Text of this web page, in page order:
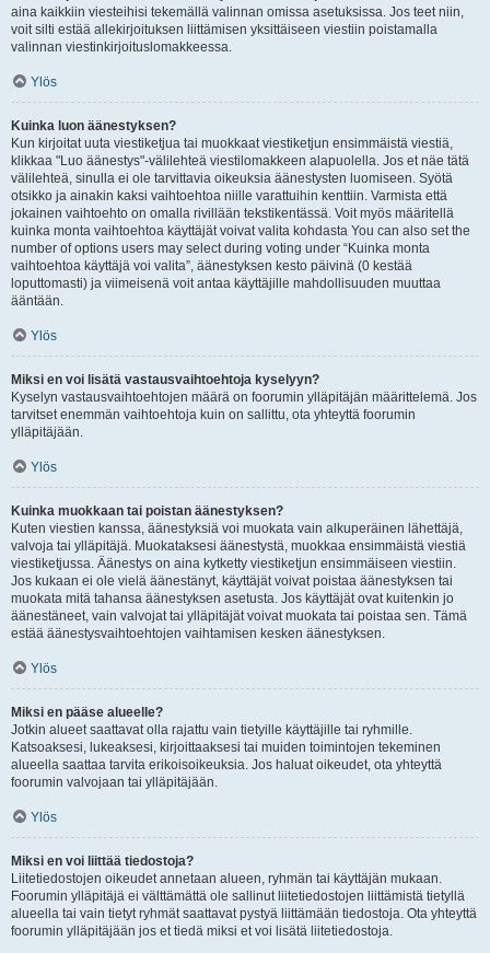
aina kaikkiin viesteihisi tekemällä valinnan omissa asetuksissa. Jos teet niin,
voit silti estää allekirjoituksen liittämisen yksittäiseen viestiin poistamalla
valinnan viestinkirjoituslomakkeessa.
Ylös
Kuinka luon äänestyksen?
Kun kirjoitat uuta viestiketjua tai muokkaat viestiketjun ensimmäistä viestiä,
klikkaa "Luo äänestys"-välilehteä viestilomakkeen alapuolella. Jos et näe tätä
välilehteä, sinulla ei ole tarvittavia oikeuksia äänestysten luomiseen. Syötä
otsikko ja ainakin kaksi vaihtoehtoa niille varattuihin kenttiin. Varmista että
jokainen vaihtoehto on omalla rivillään tekstikentässä. Voit myös määritellä
kuinka monta vaihtoehtoa käyttäjät voivat valita kohdasta You can also set the
number of options users may select during voting under “Kuinka monta
vaihtoehtoa käyttäjä voi valita”, äänestyksen kesto päivinä (0 kestää
loputtomasti) ja viimeisenä voit antaa käyttäjille mahdollisuuden muuttaa
ääntään.
Ylös
Miksi en voi lisätä vastausvaihtoehtoja kyselyyn?
Kyselyn vastausvaihtoehtojen määrä on foorumin ylläpitäjän määrittelemä. Jos
tarvitset enemmän vaihtoehtoja kuin on sallittu, ota yhteyttä foorumin
ylläpitäjään.
Ylös
Kuinka muokkaan tai poistan äänestyksen?
Kuten viestien kanssa, äänestyksiä voi muokata vain alkuperäinen lähettäjä,
valvoja tai ylläpitäjä. Muokataksesi äänestystä, muokkaa ensimmäistä viestiä
viestiketjussa. Äänestys on aina kytketty viestiketjun ensimmäiseen viestiin.
Jos kukaan ei ole vielä äänestänyt, käyttäjät voivat poistaa äänestyksen tai
muokata mitä tahansa äänestyksen asetusta. Jos käyttäjät ovat kuitenkin jo
äänestäneet, vain valvojat tai ylläpitäjät voivat muokata tai poistaa sen. Tämä
estää äänestysvaihtoehtojen vaihtamisen kesken äänestyksen.
Ylös
Miksi en pääse alueelle?
Jotkin alueet saattavat olla rajattu vain tietyille käyttäjille tai ryhmille.
Katsoaksesi, lukeaksesi, kirjoittaaksesi tai muiden toimintojen tekeminen
alueella saattaa tarvita erikoisoikeuksia. Jos haluat oikeudet, ota yhteyttä
foorumin valvojaan tai ylläpitäjään.
Ylös
Miksi en voi liittää tiedostoja?
Liitetiedostojen oikeudet annetaan alueen, ryhmän tai käyttäjän mukaan.
Foorumin ylläpitäjä ei välttämättä ole sallinut liitetiedostojen liittämistä tietyllä
alueella tai vain tietyt ryhmät saattavat pystyä liittämään tiedostoja. Ota yhteyttä
foorumin ylläpitäjään jos et tiedä miksi et voi lisätä liitetiedostoja.